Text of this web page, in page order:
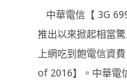
中華電信【 3G
推出以來掀起相當
上網吃到飽電信資
of 2016】。中華電